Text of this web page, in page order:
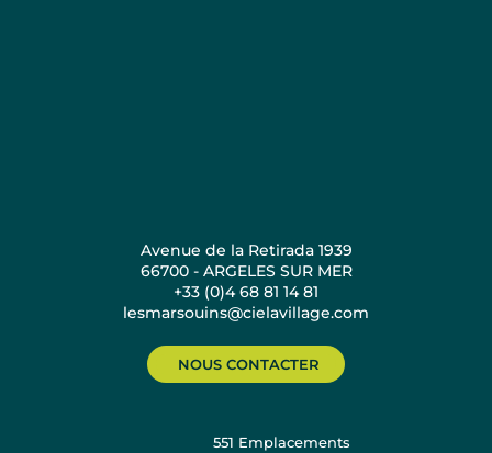
Avenue de la Retirada 1939
66700 - ARGELES SUR MER
+33 (0)4 68 81 14 81
lesmarsouins@cielavillage.com
NOUS CONTACTER
551 Emplacements